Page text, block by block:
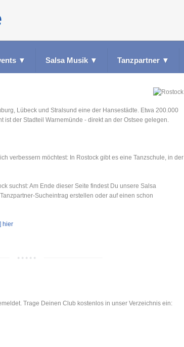
▼ Salsa Musik ▼ Tanzpartner ▼
Lübeck und Stralsund eine der Hansestädte. Etwa 200.000
ist der Stadteil Warnemünde - direkt an der Ostsee gelegen.
verbessern möchtest: In Rostock gibt es eine Tanzschule, in der
suchst: Am Ende dieser Seite findest Du unsere Salsa
Sucheintrag erstellen oder auf einen schon
hier
Trage Deinen Club kostenlos in unser Verzeichnis ein: